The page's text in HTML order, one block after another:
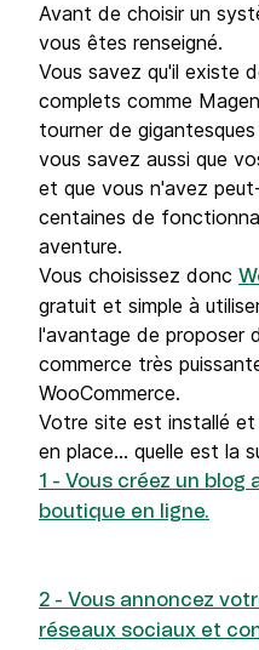
Avant de choisir un
vous êtes renseigné.
Vous savez qu'il existe
complets comme
tourner de
vous savez aussi que
et que vous n'avez
centaines de
aventure.
Vous choisissez donc
gratuit et simple à
l'avantage de proposer
commerce très
WooCommerce.
Votre site est installé
en place... quelle est la
1 - Vous créez un
boutique en ligne.
2 - Vous annoncez
réseaux sociaux et